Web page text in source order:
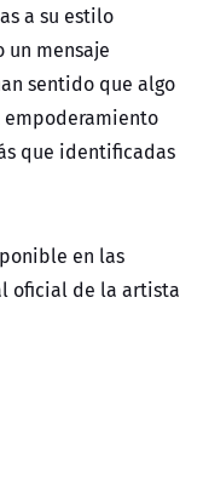
a su estilo
mensaje
sentido que algo
que identificadas
en las
oficial de la artista